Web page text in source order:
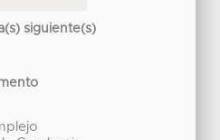
siguiente(s)